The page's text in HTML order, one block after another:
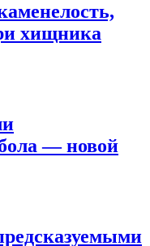
хищника
— новой